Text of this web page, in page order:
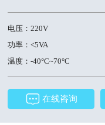
电压：220V
功率：<5VA
温度：-40°C~70°C
在线咨询